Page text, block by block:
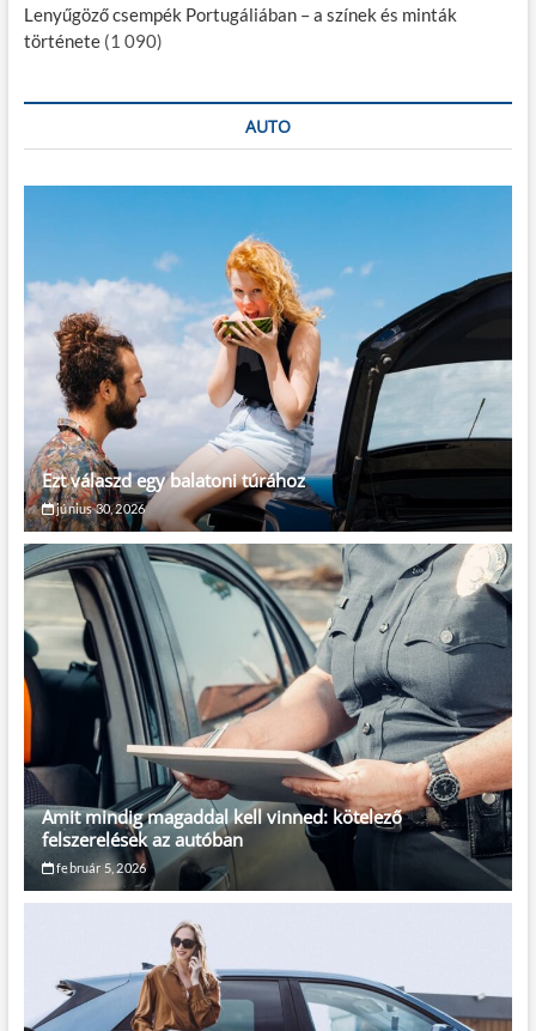
Lenyűgöző csempék Portugáliában – a színek és minták
története (1 090)
AUTO
Ezt válaszd egy balatoni túrához
június 30, 2026
Amit mindig magaddal kell vinned: kötelező
felszerelések az autóban
február 5, 2026